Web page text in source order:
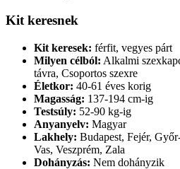
Kit keresnek
Kit keresek: férfit, vegyes párt
Milyen célból: Alkalmi
távra, Csoportos szexre
Életkor: 40-61 éves korig
Magasság: 137-194 cm-ig
Testsúly: 52-90 kg-ig
Anyanyelv: Magyar
Lakhely: Budapest, Fejér,
Vas, Veszprém, Zala
Dohányzás: Nem dohányzik